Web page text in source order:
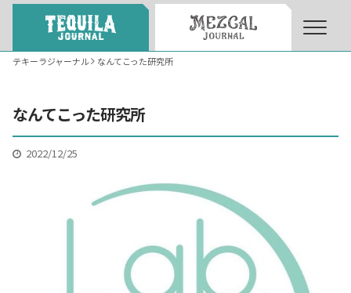
テキーラとは What’s Tequila
テキーラのつくり方
テキーラマーケット Tequila Market
テキーラジャーナル なんてこった研究所
なんてこった研究所
2022/12/25